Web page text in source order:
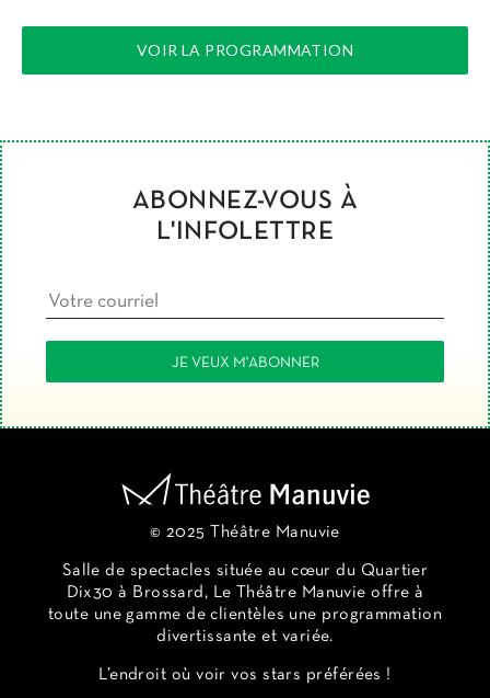
VOIR LA PROGRAMMATION
ABONNEZ-VOUS À
L'INFOLETTRE
© 2025 Théâtre Manuvie
Salle de spectacles située au cœur du Quartier
Dix30 à Brossard, Le Théâtre Manuvie offre à
toute une gamme de clientèles une programmation
divertissante et variée.
L’endroit où voir vos stars préférées !